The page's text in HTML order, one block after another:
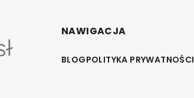
NAWIGACJA
BLOGPOLITYKA PRYWATNOŚCI